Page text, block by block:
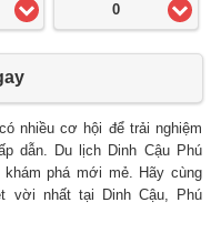
0
nhiều cơ hội để trải nghiệm
dẫn. Du lịch Dinh Cậu Phú
phá mới mẻ. Hãy cùng
vời nhất tại Dinh Cậu, Phú